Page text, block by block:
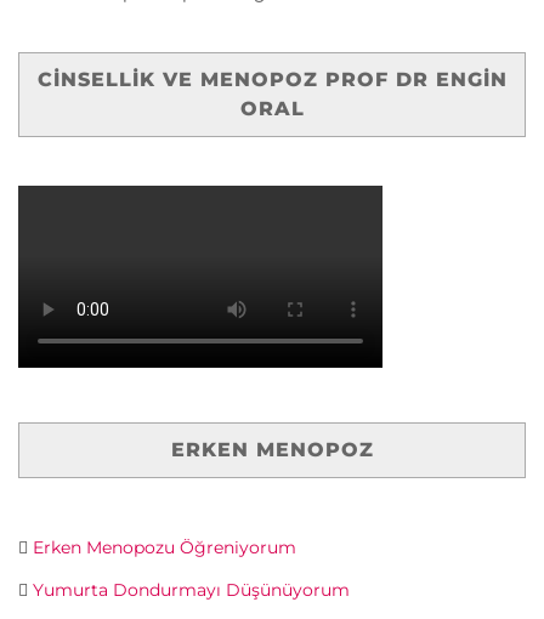
CINSELLIK VE MENOPOZ PROF DR ENGIN
ORAL
ERKEN MENOPOZ
Erken Menopozu Öğreniyorum
Yumurta Dondurmayı Düşünüyorum